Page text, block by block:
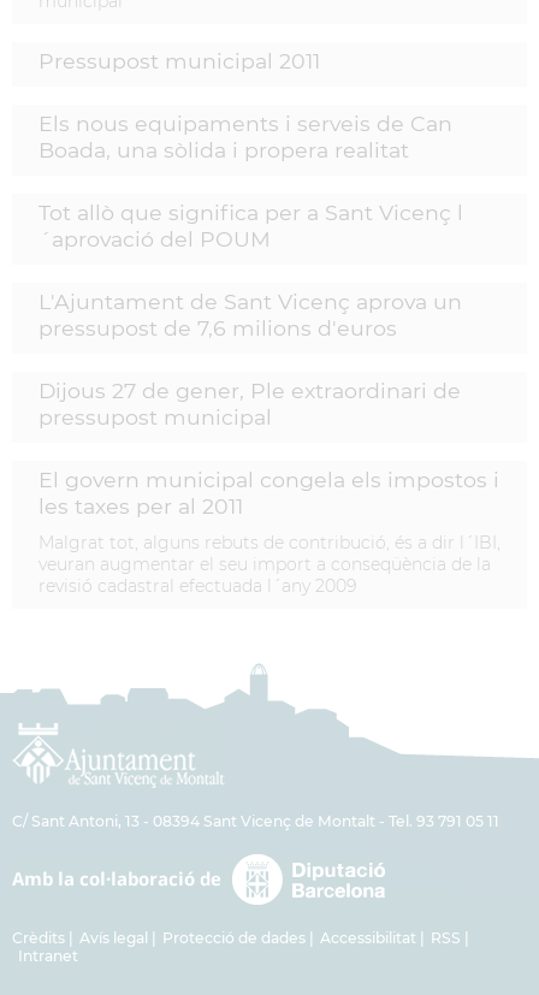
Pressupost municipal 2011
Els nous equipaments i serveis de Can
Boada, una sòlida i propera realitat
Tot allò que significa per a Sant Vicenç l
´aprovació del POUM
L'Ajuntament de Sant Vicenç aprova un
pressupost de 7,6 milions d'euros
Dijous 27 de gener, Ple extraordinari de
pressupost municipal
El govern municipal congela els impostos i
les taxes per al 2011
Malgrat tot, alguns rebuts de contribució, és a dir l´IBI,
veuran augmentar el seu import a conseqüència de la
revisió cadastral efectuada l´any 2009
C/ Sant Antoni, 13 - 08394 Sant Vicenç de Montalt - Tel. 93 791 05 11
Crèdits Avís legal Protecció de dades Accessibilitat
RSS
Intranet